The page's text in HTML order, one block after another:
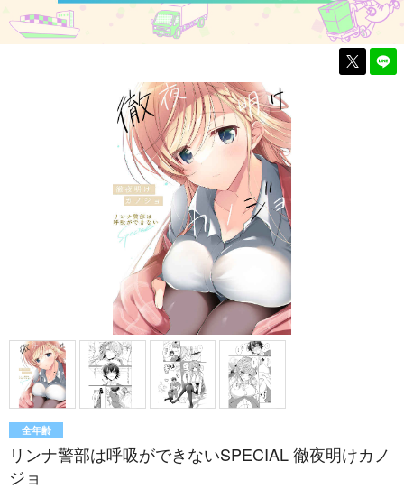
全年齢
リンナ警部は呼吸ができないSPECIAL 徹夜明けカノ
ジョ